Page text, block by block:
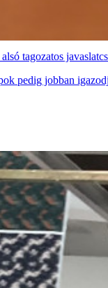
tagozatos
pedig jobban